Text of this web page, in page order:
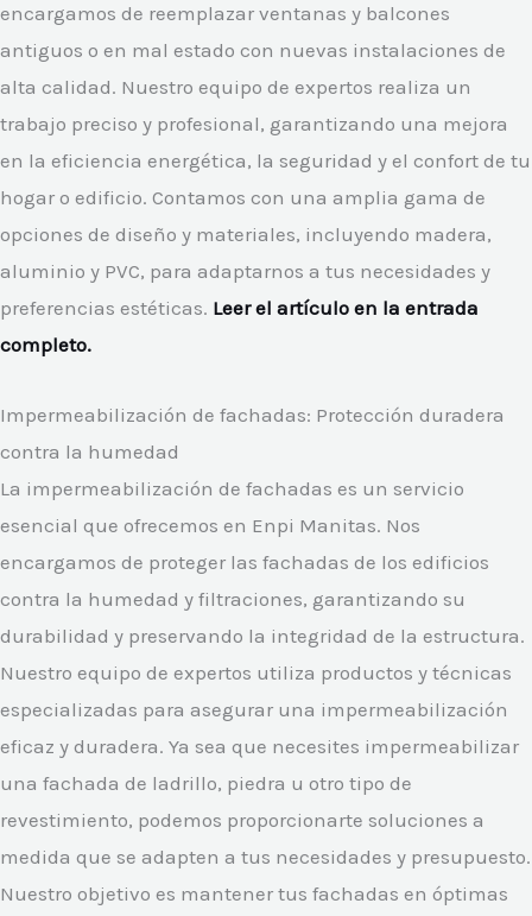
encargamos de reemplazar ventanas y balcones
antiguos o en mal estado con nuevas instalaciones de
alta calidad. Nuestro equipo de expertos realiza un
trabajo preciso y profesional, garantizando una mejora
en la eficiencia energética, la seguridad y el confort de tu
hogar o edificio. Contamos con una amplia gama de
opciones de diseño y materiales, incluyendo madera,
aluminio y PVC, para adaptarnos a tus necesidades y
preferencias estéticas. Leer el artículo en la entrada
completo.
Impermeabilización de fachadas: Protección duradera
contra la humedad
La impermeabilización de fachadas es un servicio
esencial que ofrecemos en Enpi Manitas. Nos
encargamos de proteger las fachadas de los edificios
contra la humedad y filtraciones, garantizando su
durabilidad y preservando la integridad de la estructura.
Nuestro equipo de expertos utiliza productos y técnicas
especializadas para asegurar una impermeabilización
eficaz y duradera. Ya sea que necesites impermeabilizar
una fachada de ladrillo, piedra u otro tipo de
revestimiento, podemos proporcionarte soluciones a
medida que se adapten a tus necesidades y presupuesto.
Nuestro objetivo es mantener tus fachadas en óptimas